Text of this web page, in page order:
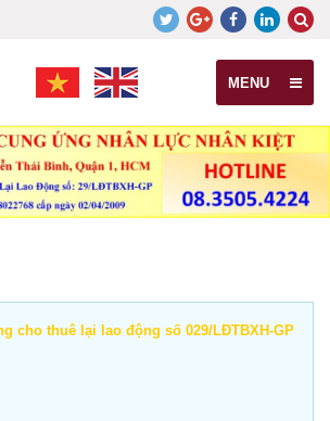
MENU
cho thuê lại lao động số 029/LĐTBXH-GP